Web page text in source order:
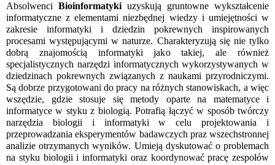
Absolwenci Bioinformatyki uzyskują gruntowne wykształcenie
informatyczne z elementami niezbędnej wiedzy i umiejętności w
zakresie informatyki i dziedzin pokrewnych inspirowanych
procesami występującymi w naturze. Charakteryzują się nie tylko
dobrą znajomością informatyki jako takiej, ale również
specjalistycznych narzędzi informatycznych wykorzystywanych w
dziedzinach pokrewnych związanych z naukami przyrodniczymi.
Są dobrze przygotowani do pracy na różnych stanowiskach, a więc
wszędzie, gdzie stosuje się metody oparte na matematyce i
informatyce w styku z biologią. Potrafią łączyć w sposób twórczy
narzędzia biologii i informatyki w celu projektowania i
przeprowadzania eksperymentów badawczych praz wszechstronnej
analizie otrzymanych wyników. Umieją dyskutować o problemach
na styku biologii i informatyki oraz koordynować pracę zespołów